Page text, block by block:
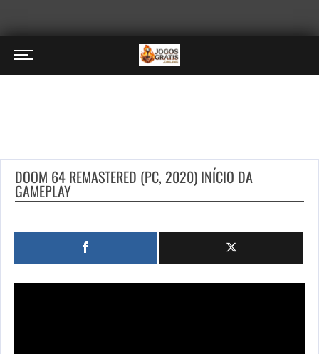
DOOM 64 REMASTERED (PC, 2020) INÍCIO DA
GAMEPLAY